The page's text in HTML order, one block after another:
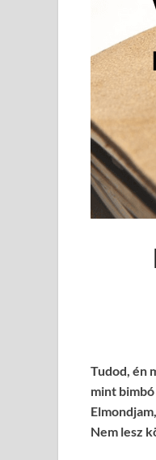
Tudod, én
mint bimbó
Nem lesz